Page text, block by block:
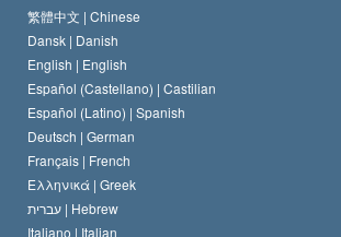
Das Glaubensbekenntnis der Scientology Kirche
Der Kodex eines Scientologen
David Miscavige
Internationale Menschenrechtsnormen
Eine öffentliche Erklärung über Religion
繁體中文 | Chinese
Dansk | Danish
English | English
Español (Castellano) | Castilian
Español (Latino) | Spanish
Deutsch | German
Français | French
Ελληνικά | Greek
עברית | Hebrew
Italiano | Italian